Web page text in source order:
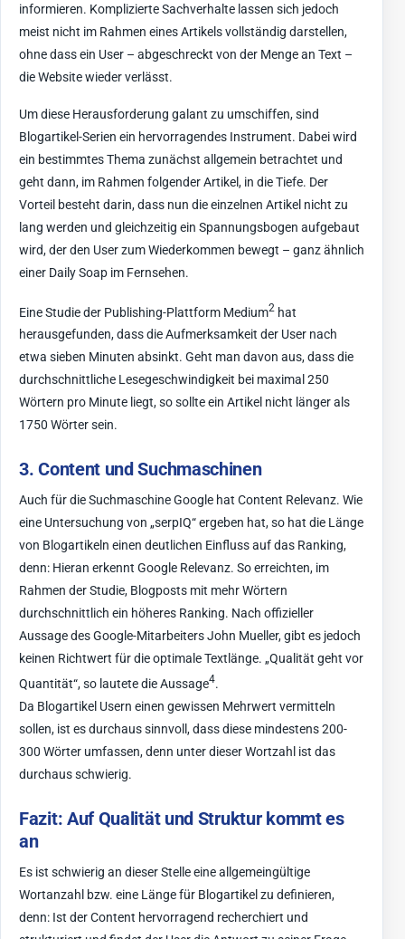
informieren. Komplizierte Sachverhalte lassen sich jedoch
meist nicht im Rahmen eines Artikels vollständig darstellen,
ohne dass ein User – abgeschreckt von der Menge an Text –
die Website wieder verlässt.
Um diese Herausforderung galant zu umschiffen, sind
Blogartikel-Serien ein hervorragendes Instrument. Dabei wird
ein bestimmtes Thema zunächst allgemein betrachtet und
geht dann, im Rahmen folgender Artikel, in die Tiefe. Der
Vorteil besteht darin, dass nun die einzelnen Artikel nicht zu
lang werden und gleichzeitig ein Spannungsbogen aufgebaut
wird, der den User zum Wiederkommen bewegt – ganz ähnlich
einer Daily Soap im Fernsehen.
Eine Studie der Publishing-Plattform Medium2 hat
herausgefunden, dass die Aufmerksamkeit der User nach
etwa sieben Minuten absinkt. Geht man davon aus, dass die
durchschnittliche Lesegeschwindigkeit bei maximal 250
Wörtern pro Minute liegt, so sollte ein Artikel nicht länger als
1750 Wörter sein.
3. Content und Suchmaschinen
Auch für die Suchmaschine Google hat Content Relevanz. Wie
eine Untersuchung von „serpIQ“ ergeben hat, so hat die Länge
von Blogartikeln einen deutlichen Einfluss auf das Ranking,
denn: Hieran erkennt Google Relevanz. So erreichten, im
Rahmen der Studie, Blogposts mit mehr Wörtern
durchschnittlich ein höheres Ranking. Nach offizieller
Aussage des Google-Mitarbeiters John Mueller, gibt es jedoch
keinen Richtwert für die optimale Textlänge. „Qualität geht vor
Quantität“, so lautete die Aussage4.
Da Blogartikel Usern einen gewissen Mehrwert vermitteln
sollen, ist es durchaus sinnvoll, dass diese mindestens 200-
300 Wörter umfassen, denn unter dieser Wortzahl ist das
durchaus schwierig.
Fazit: Auf Qualität und Struktur kommt es
an
Es ist schwierig an dieser Stelle eine allgemeingültige
Wortanzahl bzw. eine Länge für Blogartikel zu definieren,
denn: Ist der Content hervorragend recherchiert und